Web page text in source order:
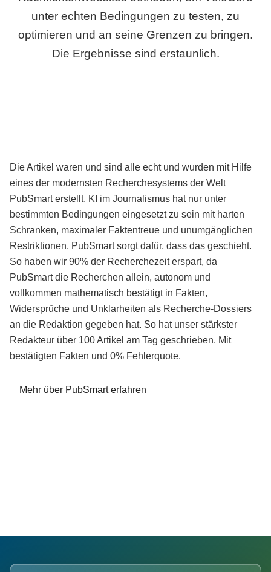
unter echten Bedingungen zu testen, zu
optimieren und an seine Grenzen zu bringen.
Die Ergebnisse sind erstaunlich.
Die Artikel waren und sind alle echt und wurden mit Hilfe
eines der modernsten Recherchesystems der Welt
PubSmart erstellt. KI im Journalismus hat nur unter
bestimmten Bedingungen eingesetzt zu sein mit harten
Schranken, maximaler Faktentreue und unumgänglichen
Restriktionen. PubSmart sorgt dafür, dass das geschieht.
So haben wir 90% der Recherchezeit erspart, da
PubSmart die Recherchen allein, autonom und
vollkommen mathematisch bestätigt in Fakten,
Widersprüche und Unklarheiten als Recherche-Dossiers
an die Redaktion gegeben hat. So hat unser stärkster
Redakteur über 100 Artikel am Tag geschrieben. Mit
bestätigten Fakten und 0% Fehlerquote.
Mehr über PubSmart erfahren